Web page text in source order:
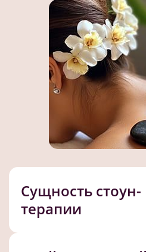
Сущность стоун-
терапии